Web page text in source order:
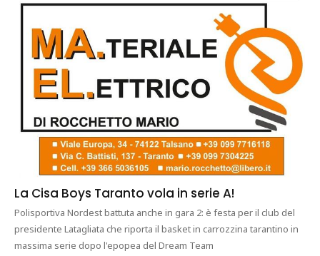
La Cisa Boys Taranto vola in serie A!
Polisportiva Nordest battuta anche in gara 2: è festa per il club del
presidente Latagliata che riporta il basket in carrozzina tarantino in
massima serie dopo l'epopea del Dream Team